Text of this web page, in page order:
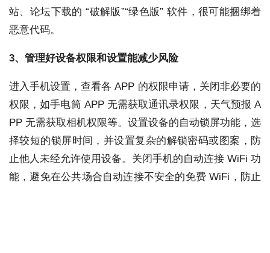
站、论坛下载的 “破解版”“绿色版” 软件，很可能捆绑着
恶意代码。
3、 管理好设备权限和设置能减少风险
进入手机设置，查看各 APP 的权限申请，关闭非必要的
权限，如手电筒 APP 无需获取通讯录权限，天气预报 A
PP 无需获取相机权限等。设置设备的自动锁屏功能，选
择较短的锁屏时间，并设置复杂的解锁密码或图案，防
止他人未经允许使用设备。关闭手机的自动连接 WiFi 功
能，避免在公共场合自动连接不安全的免费 WiFi，防止